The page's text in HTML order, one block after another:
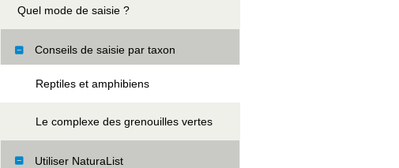
Quel mode de saisie ?
Conseils de saisie par taxon
Reptiles et amphibiens
Le complexe des grenouilles vertes
Utiliser NaturaList